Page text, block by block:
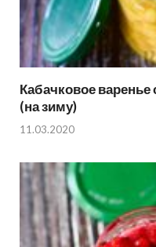
Кабачковое
(на зиму)
11.03.2020